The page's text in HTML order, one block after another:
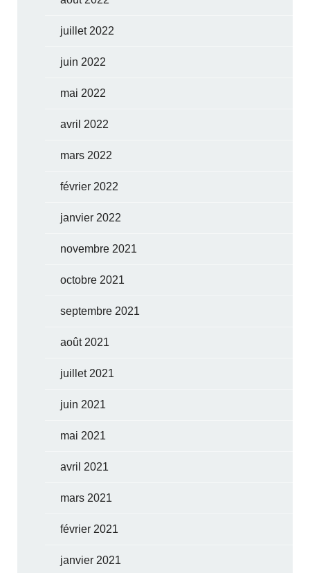
juillet 2022
juin 2022
mai 2022
avril 2022
mars 2022
février 2022
janvier 2022
novembre 2021
octobre 2021
septembre 2021
août 2021
juillet 2021
juin 2021
mai 2021
avril 2021
mars 2021
février 2021
janvier 2021